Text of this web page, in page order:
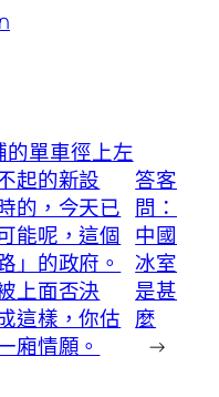
的單車徑上左
起的新設
的，今天已
能呢，這個
」的政府。
上面否決
這樣，你估
廂情願。
答客
問：
中國
冰室
是甚
麼
→